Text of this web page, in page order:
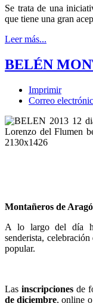
Se trata de una
que tiene una gran
Leer más...
BELÉN
Imprimir
Correo
Montañeros de
A lo largo del día
senderista,
popular.
Las inscripcionesde
de diciembre, online